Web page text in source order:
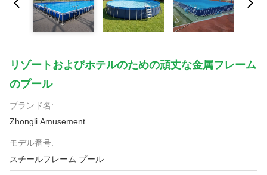
リゾートおよびホテルのための頑丈な金属フレーム
のプール
ブランド名:
Zhongli Amusement
モデル番号:
スチールフレーム プール